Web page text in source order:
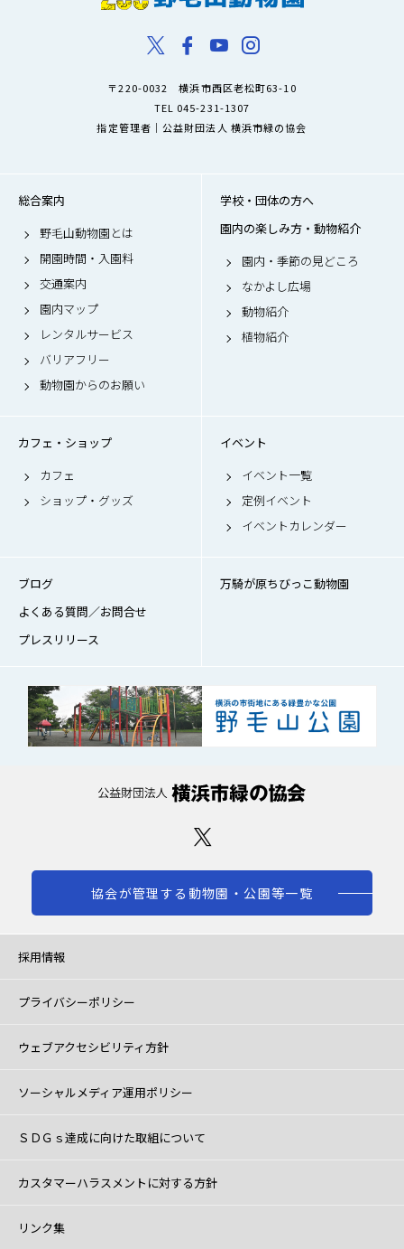
〒220-0032 横浜市西区老松町63-10
TEL 045-231-1307
指定管理者｜公益財団法人 横浜市緑の協会
総合案内
野毛山動物園とは
開園時間・入園料
交通案内
園内マップ
レンタルサービス
バリアフリー
動物園からのお願い
学校・団体の方へ
園内の楽しみ方・動物紹介
園内・季節の見どころ
なかよし広場
動物紹介
植物紹介
カフェ・ショップ
カフェ
ショップ・グッズ
イベント
イベント一覧
定例イベント
イベントカレンダー
ブログ
よくある質問／お問合せ
プレスリリース
万騎が原ちびっこ動物園
協会が管理する動物園・公園等一覧
採用情報
プライバシーポリシー
ウェブアクセシビリティ方針
ソーシャルメディア運用ポリシー
ＳＤＧｓ達成に向けた取組について
カスタマーハラスメントに対する方針
リンク集